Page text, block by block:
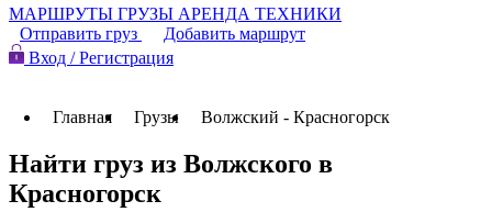
МАРШРУТЫ ГРУЗЫ АРЕНДА ТЕХНИКИ
Отправить груз
Добавить маршрут
Вход / Регистрация
Главная Грузы Волжский - Красногорск
Найти груз из Волжского в
Красногорск